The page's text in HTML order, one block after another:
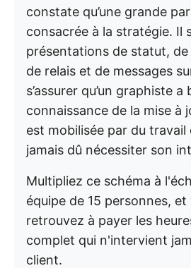
constate qu’une grande
consacrée à la stratégie. Il
présentations de statut, de
de relais et de messages
s’assurer qu’un graphiste a
connaissance de la mise à
est mobilisée par du travail
jamais dû nécessiter son
Multipliez ce schéma à
équipe de 15 personnes,
retrouvez à payer les
complet qui n'intervient
client.